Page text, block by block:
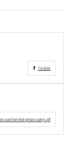
Facebook
want-from-their-pension-savings.pdf